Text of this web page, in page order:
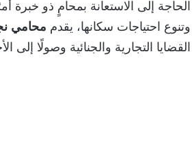
الحاجة إلى الاستعانة بمحامٍ ذو خبرة
وتنوع احتياجات سكانها، يقدم محامي
القضايا التجارية والجنائية وصولًا